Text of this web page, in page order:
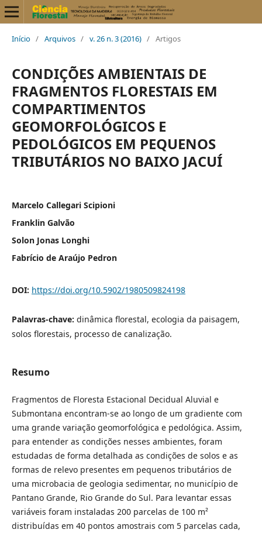
Início / Arquivos / v. 26 n. 3 (2016) / Artigos
CONDIÇÕES AMBIENTAIS DE
FRAGMENTOS FLORESTAIS EM
COMPARTIMENTOS
GEOMORFOLÓGICOS E
PEDOLÓGICOS EM PEQUENOS
TRIBUTÁRIOS NO BAIXO JACUÍ
Marcelo Callegari Scipioni
Franklin Galvão
Solon Jonas Longhi
Fabrício de Araújo Pedron
DOI: https://doi.org/10.5902/1980509824198
Palavras-chave: dinâmica florestal, ecologia da paisagem,
solos florestais, processo de canalização.
Resumo
Fragmentos de Floresta Estacional Decidual Aluvial e
Submontana encontram-se ao longo de um gradiente com
uma grande variação geomorfológica e pedológica. Assim,
para entender as condições nesses ambientes, foram
estudadas de forma detalhada as condições de solos e as
formas de relevo presentes em pequenos tributários de
uma microbacia de geologia sedimentar, no município de
Pantano Grande, Rio Grande do Sul. Para levantar essas
variáveis foram instaladas 200 parcelas de 100 m²
distribuídas em 40 pontos amostrais com 5 parcelas cada,